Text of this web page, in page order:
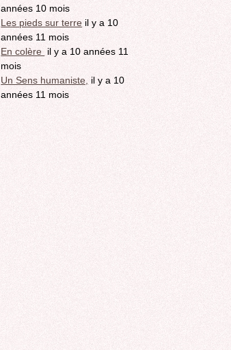
années 10 mois
Les pieds sur terre il y a 10
années 11 mois
En colère il y a 10 années 11
mois
Un Sens humaniste, il y a 10
années 11 mois